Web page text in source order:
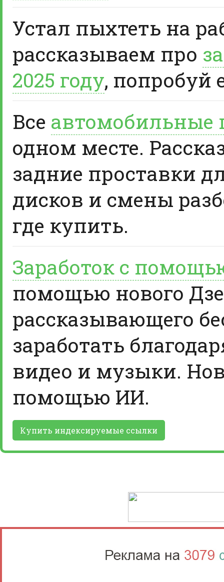
Устал пыхтеть на
рассказываем про
2025 году, попробуй
Все автомобильные
одном месте.
задние проставки
дисков и смены
где купить.
Заработок с
помощью нового
рассказывающего
заработать
видео и музыки.
помощью ИИ.
Купить индексируемые ссылки